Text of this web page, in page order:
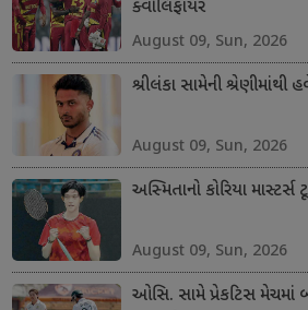
ક્વોલિફાયર
August 09, Sun, 2026
શ્રીલંકા સામેની શ્રેણીમાંથી
August 09, Sun, 2026
અસ્મિતાનો કોરિયા માસ્ટર્સ
August 09, Sun, 2026
ઓસિ. સામે પ્રેકટિસ મેચમાં